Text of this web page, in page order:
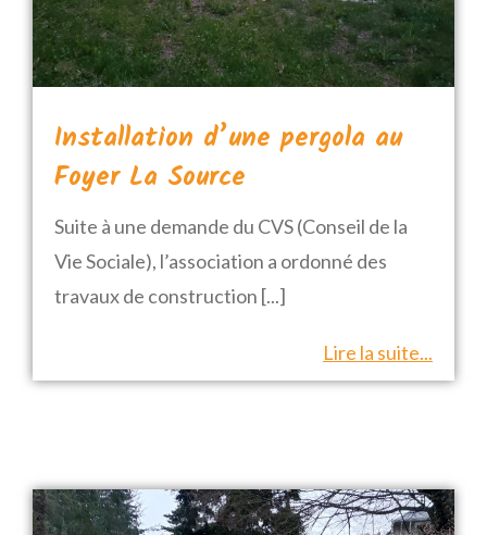
Installation d’une pergola au
Foyer La Source
Suite à une demande du CVS (Conseil de la
Vie Sociale), l’association a ordonné des
travaux de construction [...]
Lire la suite...